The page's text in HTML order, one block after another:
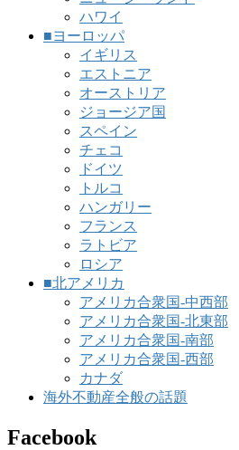
ハワイ
■ヨーロッパ
イギリス
エストニア
オーストリア
ジョージア国
スペイン
チェコ
ドイツ
トルコ
ハンガリー
フランス
ラトビア
ロシア
■北アメリカ
アメリカ合衆国-中西部
アメリカ合衆国-北東部
アメリカ合衆国-南部
アメリカ合衆国-西部
カナダ
海外不動産全般の話題
Facebook